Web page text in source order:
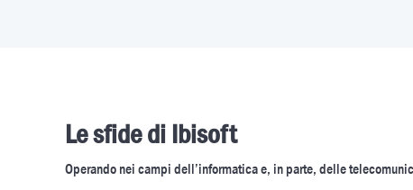
Le sfide di Ibisoft
Operando nei campi dell’informatica e, in parte, delle